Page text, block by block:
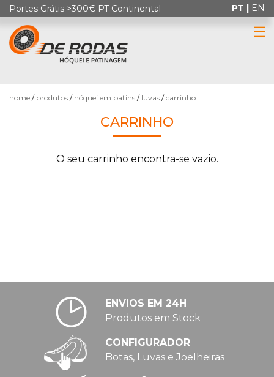
Portes Grátis >300€ PT Continental
PATINAGEM
☰
PT | EN
home produtos hóquei em patins luvas carrinho
CARRINHO
O seu carrinho encontra-se vazio.
ENVIOS EM 24H
Produtos em Stock
CONFIGURADOR
Botas, Luvas e Joelheiras